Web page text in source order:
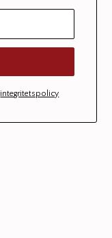
integritetspolicy